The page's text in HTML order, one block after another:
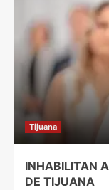
Tijuana
INHABILITAN
DE TIJUANA